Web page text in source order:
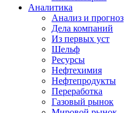
Аналитика
Анализ и прогноз
Дела компаний
Из первых уст
Шельф
Ресурсы
Нефтехимия
Нефтепродукты
Переработка
Газовый рынок